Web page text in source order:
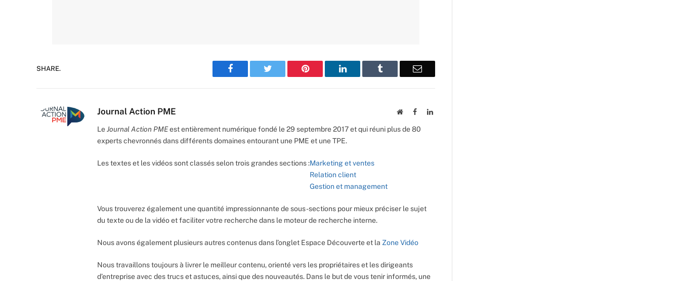
SHARE. Facebook Twitter Pinterest LinkedIn Tumblr Email
Journal Action PME WebsiteFacebookLinkedIn
LeJournal Action PMEest entièrement numérique fondé le 29 septembre 2017 et qui réuni plus de 80
experts chevronnés dans différents domaines entourant une PME et une TPE.
Les textes et les vidéos sont classés selon trois grandes sections :Marketing et ventes
Relation client
Gestion et management
Vous trouverez également une quantité impressionnante de sous-sections pour mieux préciser le sujet
du texte ou de la vidéo et faciliter votre recherche dans le moteur de recherche interne.
Nous avons également plusieurs autres contenus dans l’onglet Espace Découverte et la Zone Vidéo
Nous travaillons toujours à livrer le meilleur contenu, orienté vers les propriétaires et les dirigeants
d’entreprise avec des trucs et astuces, ainsi que des nouveautés. Dans le but de vous tenir informés, une